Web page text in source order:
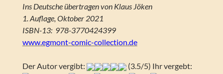
Ins Deutsche übertragen von Klaus Jöken
1. Auflage, Oktober 2021
ISBN-13: ‎ 978-3770424399
www.egmont-comic-collection.de
Der Autor vergibt:
(3.5/5) Ihr vergebt: